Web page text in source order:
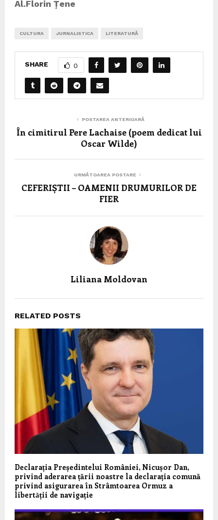
Al.Florin Țene
CULTURA JURNALISTICA LITERATURĂ
SHARE 0
POSTAREA ANTERIOARĂ
În cimitirul Pere Lachaise (poem dedicat lui
Oscar Wilde)
URMĂTOAREA POSTARE
CEFERIȘTII – OAMENII DRUMURILOR DE
FIER
Liliana Moldovan
RELATED POSTS
Declarația Președintelui României, Nicușor Dan,
privind aderarea țării noastre la declarația comună
privind asigurarea în Strâmtoarea Ormuz a
libertǎții de navigație